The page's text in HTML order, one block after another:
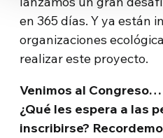
en 365 días. Y ya están
organizaciones
realizar este proyecto.
Venimos al
¿Qué les espera a las
inscribirse?